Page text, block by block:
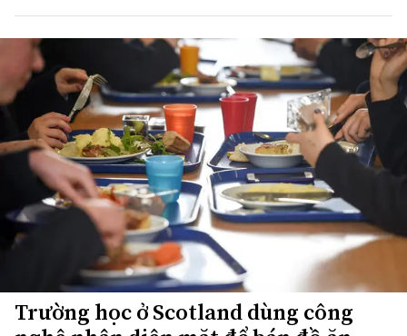
Trường học ở Scotland dùng công